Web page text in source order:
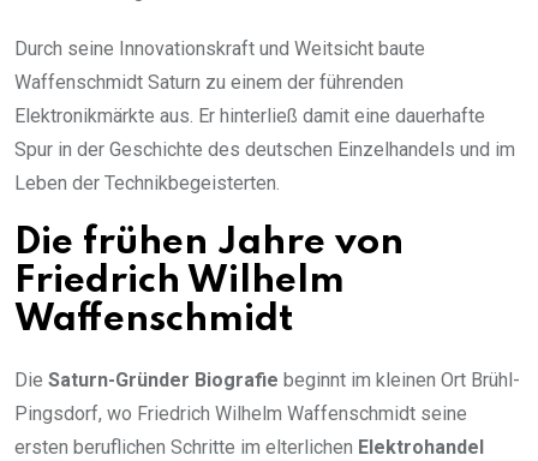
Durch seine Innovationskraft und Weitsicht baute
Waffenschmidt Saturn zu einem der führenden
Elektronikmärkte aus. Er hinterließ damit eine dauerhafte
Spur in der Geschichte des deutschen Einzelhandels und im
Leben der Technikbegeisterten.
Die frühen Jahre von
Friedrich Wilhelm
Waffenschmidt
Die Saturn-Gründer Biografie beginnt im kleinen Ort Brühl-
Pingsdorf, wo Friedrich Wilhelm Waffenschmidt seine
ersten beruflichen Schritte im elterlichen Elektrohandel